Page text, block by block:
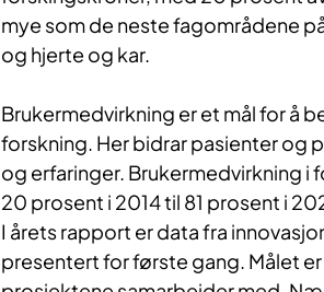
mye som de neste fagområdene
og hjerte og kar.
Brukermedvirkning er et mål for å
forskning. Her bidrar pasienter og
og erfaringer. Brukermedvirkning i
20 prosent i 2014 til 81 prosent i
I årets rapport er data fra
presentert for første gang. Målet